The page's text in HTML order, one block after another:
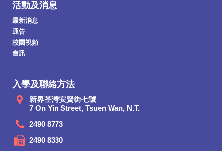
活動及消息
最新消息
通告
校園視頻
會訊
入學及聯絡方法
新界荃灣安賢街七號
7 On Yin Street, Tsuen Wan, N.T.
2490 8773
2490 8330